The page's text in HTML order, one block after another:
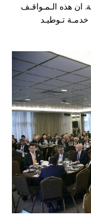
ان هذه الـمـواقـف
خدمـة تـوطيـد